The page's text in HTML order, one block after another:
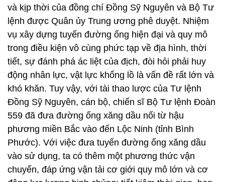
tiết, sự đánh phá ác liệt của địch, đòi hỏi phải huy
động nhân lực, vật lực khổng lồ là vấn đề rất lớn và
khó khăn. Tuy vậy, với tài thao lược của Tư lệnh
Đồng Sỹ Nguyên, cán bộ, chiến sĩ Bộ Tư lệnh Đoàn
559 đã đưa đường ống xăng dầu nối từ hậu
phương miền Bắc vào đến Lộc Ninh (tỉnh Bình
Phước). Với việc đưa tuyến đường ống xăng dầu
vào sử dụng, ta có thêm một phương thức vận
chuyển, đáp ứng vận tải cơ giới quy mô lớn và cơ
động lực lượng binh chủng; tiết kiệm thời gian, hạn
chế tác hại đánh phá của địch. “Đường ống xăng
dầu Trường Sơn là huyền thoại trong huyền thoại
Trường Sơn” (4).